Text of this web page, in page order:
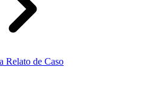
Relato de Caso